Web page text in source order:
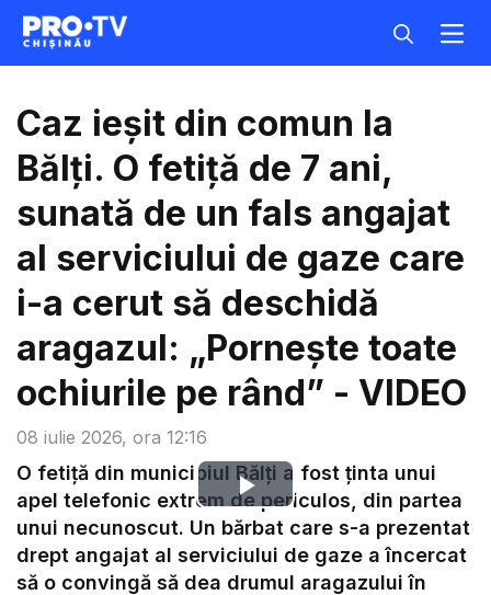
08 iulie 2026, ora 12:16
Caz ieșit din comun la
Bălți. O fetiță de 7 ani,
sunată de un fals angajat
al serviciului de gaze care
i-a cerut să deschidă
aragazul: „Pornește toate
ochiurile pe rând” - VIDEO
Play
Video
O fetiță din municipiul Bălți a fost ținta unui
apel telefonic extrem de periculos, din partea
unui necunoscut. Un bărbat care s-a prezentat
drept angajat al serviciului de gaze a încercat
să o convingă să dea drumul aragazului în